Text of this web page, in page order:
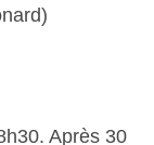
Après 30